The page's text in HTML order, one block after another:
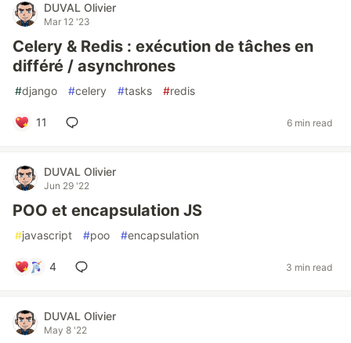
DUVAL Olivier
Mar 12 '23
Celery & Redis : exécution de tâches en
différé / asynchrones
#django #celery #tasks #redis
11 6 min read
DUVAL Olivier
Jun 29 '22
POO et encapsulation JS
#javascript #poo #encapsulation
4 3 min read
DUVAL Olivier
May 8 '22